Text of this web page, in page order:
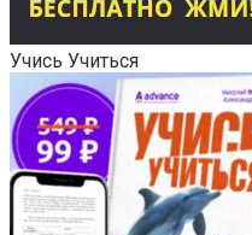
Учись Учиться